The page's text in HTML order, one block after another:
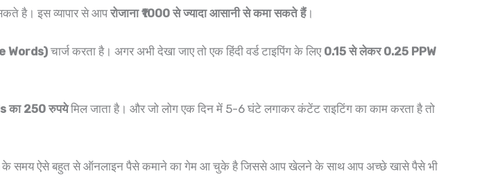
है। इस व्यापार से आपरोजाना ₹1000 से ज्यादा आसानी से कमा सकते हैं।
Words)चार्ज करता है। अगर अभी देखा जाए तो एक हिंदी वर्ड टाइपिंग के लिए 0.15 से लेकर 0.25 PPW
का 250 रुपयेमिल जाता है। और जो लोग एक दिन में 5-6 घंटे लगाकर कंटेंट राइटिंग का काम करता है तो
के समय ऐसे बहुत से ऑनलाइन पैसे कमाने का गेम आ चुके है जिससे आप खेलने के साथ आप अच्छे खासे पैसे भी